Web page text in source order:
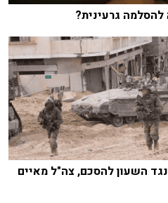
גרעינית?
השעון להסכם, צה"ל מאיים